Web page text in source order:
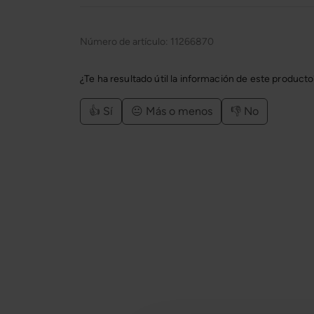
Número de artículo: 11266870
¿Te ha resultado útil la información de este
👍 Sí 😐 Más o menos 👎 No